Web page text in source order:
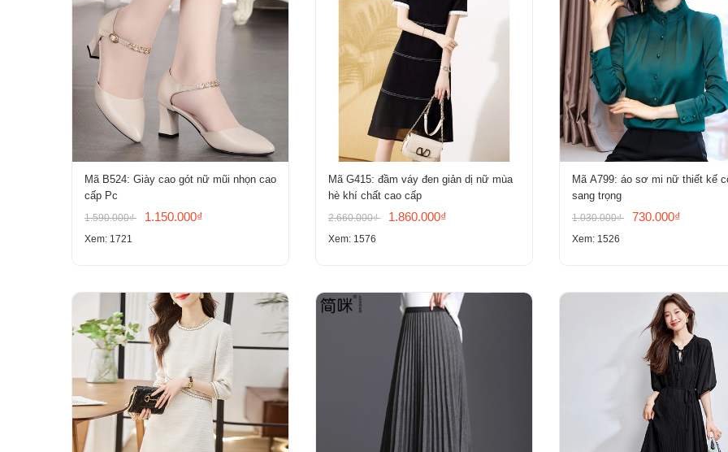
Mã B524: Giày cao gót nữ mũi nhọn cao
cấp Pc
1.590.000₫ 1.150.000₫
Xem: 1721
Mã G415: đầm váy đen giản dị nữ mùa
hè khí chất cao cấp
2.660.000₫ 1.860.000₫
Xem: 1576
Mã A799: áo sơ mi nữ thiết kế
sang trọng
1.030.000₫ 730.000₫
Xem: 1526